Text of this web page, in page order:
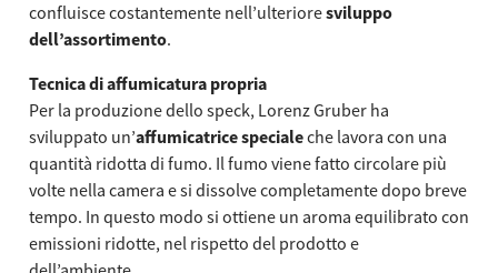
confluisce costantemente nell’ulterioresviluppo
dell’assortimento.
Tecnica di affumicatura propria
Per la produzione dello speck, Lorenz Gruber ha
sviluppato un’affumicatrice specialeche lavora con una
quantità ridotta di fumo. Il fumo viene fatto circolare più
volte nella camera e si dissolve completamente dopo breve
tempo. In questo modo si ottiene un aroma equilibrato con
emissioni ridotte, nel rispetto del prodotto e